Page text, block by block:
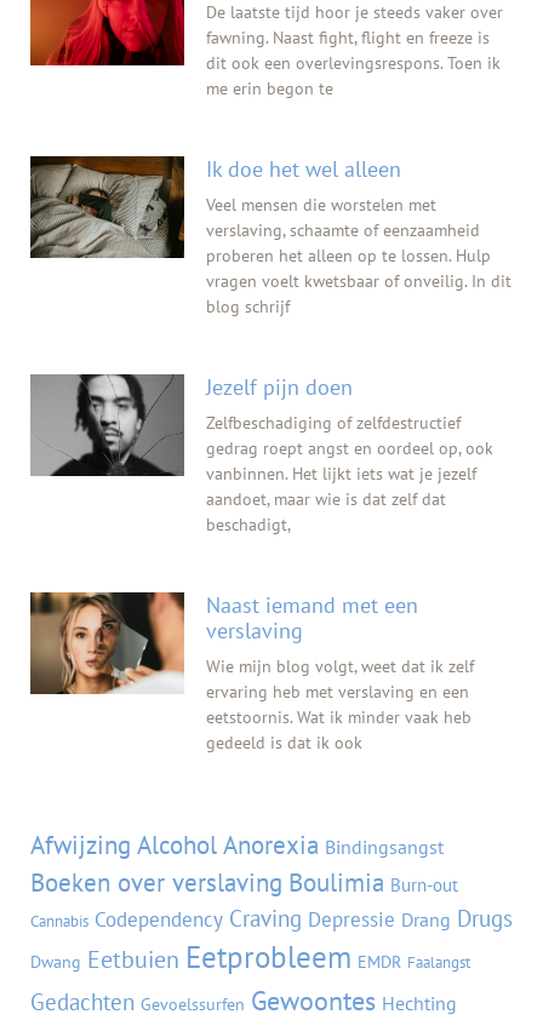
De laatste tijd hoor je steeds vaker over
fawning. Naast fight, flight en freeze is
dit ook een overlevingsrespons. Toen ik
me erin begon te
Ik doe het wel alleen
Veel mensen die worstelen met
verslaving, schaamte of eenzaamheid
proberen het alleen op te lossen. Hulp
vragen voelt kwetsbaar of onveilig. In dit
blog schrijf
Jezelf pijn doen
Zelfbeschadiging of zelfdestructief
gedrag roept angst en oordeel op, ook
vanbinnen. Het lijkt iets wat je jezelf
aandoet, maar wie is dat zelf dat
beschadigt,
Naast iemand met een
verslaving
Wie mijn blog volgt, weet dat ik zelf
ervaring heb met verslaving en een
eetstoornis. Wat ik minder vaak heb
gedeeld is dat ik ook
Afwijzing AlcoholAnorexia Bindingsangst
Boeken over verslaving Boulimia Burn-out
Cannabis Codependency Craving Depressie Drang Drugs
Dwang Eetbuien Eetprobleem EMDR Faalangst
Gedachten Gevoelssurfen Gewoontes Hechting